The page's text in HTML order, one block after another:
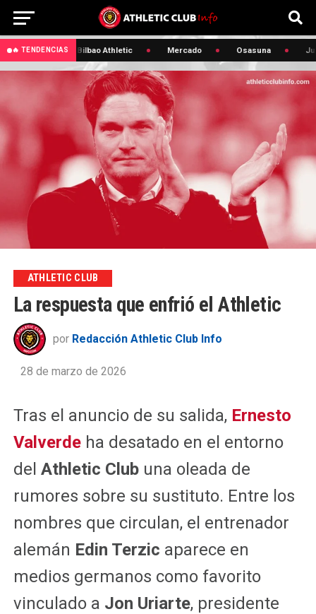
🔥 TENDENCIAS
Lezama Bilbao Athletic Mercado Osasuna
ATHLETIC CLUB
La respuesta que enfrió el Athletic
por Redacción Athletic Club Info
28 de marzo de 2026
Tras el anuncio de su salida, Ernesto
Valverdeha desatado en el entorno
del Athletic Clubuna oleada de
rumores sobre su sustituto. Entre los
nombres que circulan, el entrenador
alemán Edin Terzic aparece en
medios germanos como favorito
vinculado a Jon Uriarte, presidente